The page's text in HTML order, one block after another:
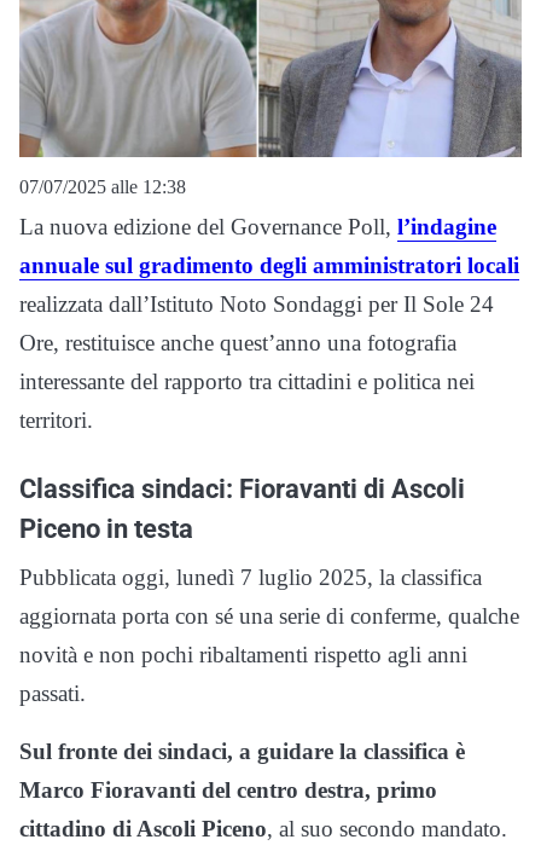
07/07/2025 alle 12:38
La nuova edizione del Governance Poll, l’indagine
annuale sul gradimento degli amministratori locali
realizzata dall’Istituto Noto Sondaggi per Il Sole 24
Ore, restituisce anche quest’anno una fotografia
interessante del rapporto tra cittadini e politica nei
territori.
Classifica sindaci: Fioravanti di Ascoli
Piceno in testa
Pubblicata oggi, lunedì 7 luglio 2025, la classifica
aggiornata porta con sé una serie di conferme, qualche
novità e non pochi ribaltamenti rispetto agli anni
passati.
Sul fronte dei sindaci, a guidare la classifica è
Marco Fioravanti del centro destra, primo
cittadino di Ascoli Piceno, al suo secondo mandato.